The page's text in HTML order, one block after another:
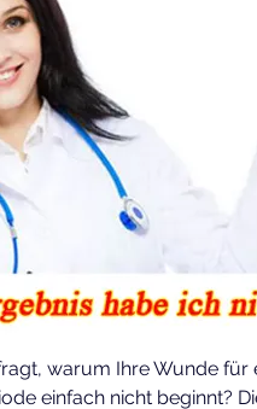
warum Ihre Wunde für
einfach nicht beginnt?